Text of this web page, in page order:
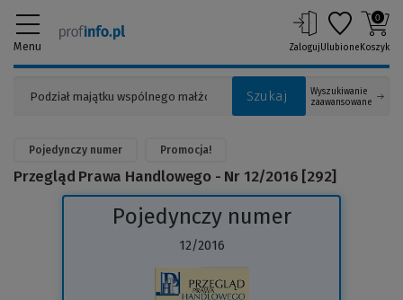
Menu
Szukaj
Wyszukiwanie
zaawansowane
ZalogujUlubione
0
Koszyk
Pojedynczy numer Promocja!
Przegląd Prawa Handlowego - Nr 12/2016 [292]
Pojedynczy numer
12/2016